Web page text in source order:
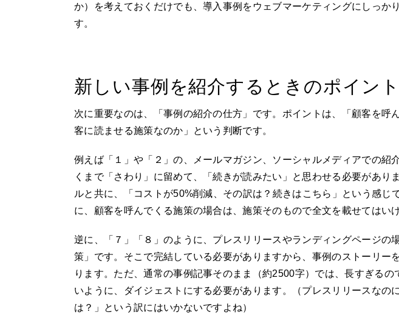
か）を考えておくだけでも、導入事例をウェブマーケティングにしっか
す。
新しい事例を紹介するときのポイン
次に重要なのは、「事例の紹介の仕方」です。ポイントは、「顧客を呼
客に読ませる施策なのか」という判断です。
例えば「１」や「２」の、メールマガジン、ソーシャルメディアでの紹
くまで「さわり」に留めて、「続きが読みたい」と思わせる必要があり
ルと共に、「コストが50%削減、その訳は？続きはこちら」という感じ
に、顧客を呼んでくる施策の場合は、施策そのもので全文を載せてはい
逆に、「７」「８」のように、プレスリリースやランディングページの
策」です。そこで完結している必要がありますから、事例のストーリー
ります。ただ、通常の事例記事そのまま（約2500字）では、長すぎるの
いように、ダイジェストにする必要があります。（プレスリリースなの
は？」という訳にはいかないですよね）